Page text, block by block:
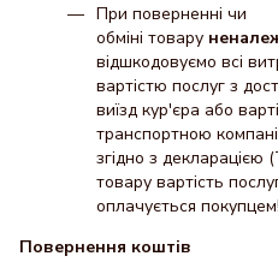
При поверненні чи
обміні товару
відшкодовуємо всі
вартістю послуг з
виїзд кур'єра або
транспортною
згідно з декларацією
товару вартість
оплачується покупцем!
Повернення коштів